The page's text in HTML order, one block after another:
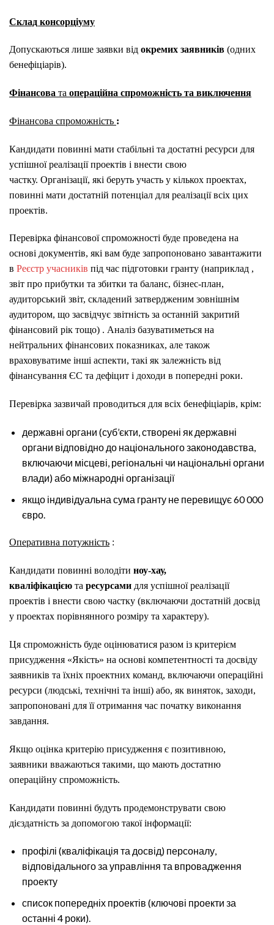
Склад консорціуму
Допускаються лише заявки від окремих заявників (одних
бенефіціарів).
Фінансова та операційна спроможність та виключення
Фінансова спроможність :
Кандидати повинні мати стабільні та достатні ресурси для
успішної реалізації проектів і внести свою
частку. Організації, які беруть участь у кількох проектах,
повинні мати достатній потенціал для реалізації всіх цих
проектів.
Перевірка фінансової спроможності буде проведена на
основі документів, які вам буде запропоновано завантажити
в Реєстр учасників під час підготовки гранту (наприклад ,
звіт про прибутки та збитки та баланс, бізнес-план,
аудиторський звіт, складений затвердженим зовнішнім
аудитором, що засвідчує звітність за останній закритий
фінансовий рік тощо) . Аналіз базуватиметься на
нейтральних фінансових показниках, але також
враховуватиме інші аспекти, такі як залежність від
фінансування ЄС та дефіцит і доходи в попередні роки.
Перевірка зазвичай проводиться для всіх бенефіціарів, крім:
державні органи (суб’єкти, створені як державні
органи відповідно до національного законодавства,
включаючи місцеві, регіональні чи національні органи
влади) або міжнародні організації
якщо індивідуальна сума гранту не перевищує 60 000
євро.
Оперативна потужність :
Кандидати повинні володіти ноу-хау,
кваліфікацією та ресурсами для успішної реалізації
проектів і внести свою частку (включаючи достатній досвід
у проектах порівнянного розміру та характеру).
Ця спроможність буде оцінюватися разом із критерієм
присудження «Якість» на основі компетентності та досвіду
заявників та їхніх проектних команд, включаючи операційні
ресурси (людські, технічні та інші) або, як виняток, заходи,
запропоновані для її отримання час початку виконання
завдання.
Якщо оцінка критерію присудження є позитивною,
заявники вважаються такими, що мають достатню
операційну спроможність.
Кандидати повинні будуть продемонструвати свою
дієздатність за допомогою такої інформації:
профілі (кваліфікація та досвід) персоналу,
відповідального за управління та впровадження
проекту
список попередніх проектів (ключові проекти за
останні 4 роки).